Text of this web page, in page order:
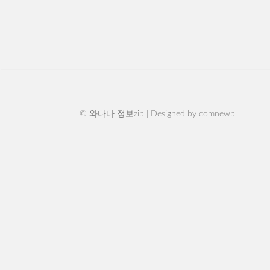
© 와다다 정보zip | Designed by comnewb